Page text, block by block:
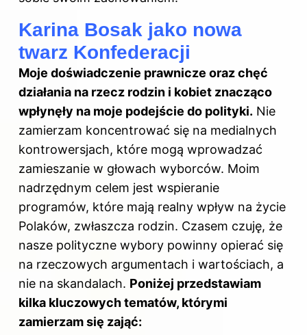
Karina Bosak jako nowa
twarz Konfederacji
Moje doświadczenie prawnicze oraz chęć
działania na rzecz rodzin i kobiet znacząco
wpłynęły na moje podejście do polityki. Nie
zamierzam koncentrować się na medialnych
kontrowersjach, które mogą wprowadzać
zamieszanie w głowach wyborców. Moim
nadrzędnym celem jest wspieranie
programów, które mają realny wpływ na życie
Polaków, zwłaszcza rodzin. Czasem czuję, że
nasze polityczne wybory powinny opierać się
na rzeczowych argumentach i wartościach, a
nie na skandalach. Poniżej przedstawiam
kilka kluczowych tematów, którymi
zamierzam się zająć: